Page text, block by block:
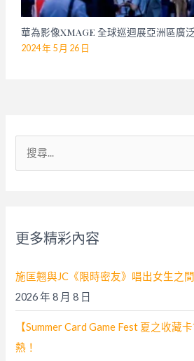
華為影像XMAGE 全球巡迴展亞洲區廣
2024 年 5 月 26 日
:
更多精彩內容
施匡翹與JC《限時密友》唱出女生之
2026 年 8 月 8 日
【Summer Card Game Fest 夏之收藏
熱！